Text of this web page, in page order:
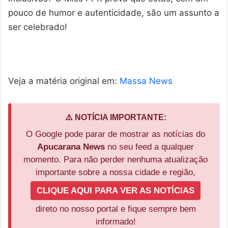
pouco de humor e autenticidade, são um assunto a
ser celebrado!
Veja a matéria original em: Massa News
⚠️ NOTÍCIA IMPORTANTE:
O Google pode parar de mostrar as notícias do
Apucarana News no seu feed a qualquer
momento. Para não perder nenhuma atualização
importante sobre a nossa cidade e região,
CLIQUE AQUI PARA VER AS NOTÍCIAS
direto no nosso portal e fique sempre bem
informado!